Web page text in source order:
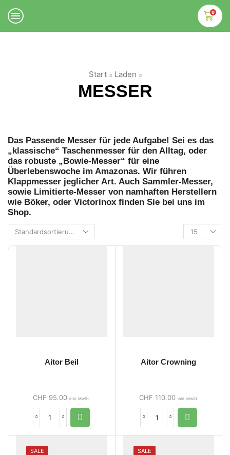
0
Start Laden
MESSER
Das Passende Messer für jede Aufgabe! Sei es das
„klassische“ Taschenmesser für den Alltag, oder
das robuste „Bowie-Messer“ für eine
Überlebenswoche im Amazonas. Wir führen
Klappmesser jeglicher Art. Auch Sammler-Messer,
sowie Limitierte-Messer von namhaften Herstellern
wie Böker, oder Victorinox finden Sie bei uns im
Shop.
Aitor Beil
CHF 95.00 inkl. MwSt.
Aitor Crowning
CHF 110.00 inkl. MwSt.
SALE SALE